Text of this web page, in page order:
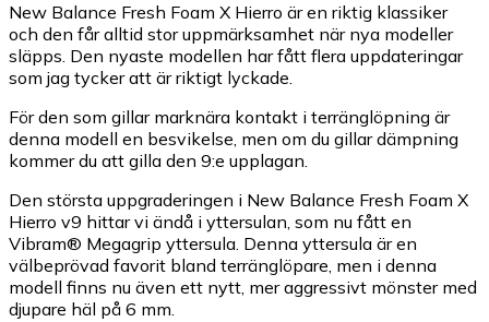
New Balance Fresh Foam X Hierro är en riktig klassiker
och den får alltid stor uppmärksamhet när nya modeller
släpps. Den nyaste modellen har fått flera uppdateringar
som jag tycker att är riktigt lyckade.
För den som gillar marknära kontakt i terränglöpning är
denna modell en besvikelse, men om du gillar dämpning
kommer du att gilla den 9:e upplagan.
Den största uppgraderingen i New Balance Fresh Foam X
Hierro v9 hittar vi ändå i yttersulan, som nu fått en
Vibram® Megagrip yttersula. Denna yttersula är en
välbeprövad favorit bland terränglöpare, men i denna
modell finns nu även ett nytt, mer aggressivt mönster med
djupare häl på 6 mm.